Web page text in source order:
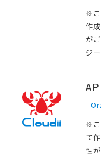
※こ
作
が
ジ
※こ
て
性